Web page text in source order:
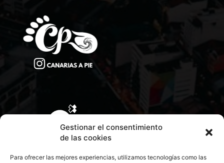
Gestionar el consentimiento
de las cookies
Para ofrecer las mejores experiencias, utilizamos tecnologías como las